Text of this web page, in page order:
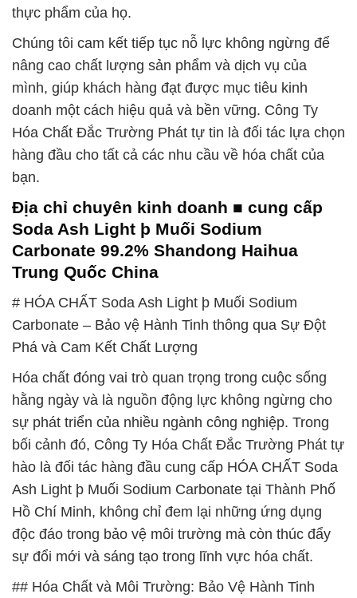
thực phẩm của họ.
Chúng tôi cam kết tiếp tục nỗ lực không ngừng để
nâng cao chất lượng sản phẩm và dịch vụ của
mình, giúp khách hàng đạt được mục tiêu kinh
doanh một cách hiệu quả và bền vững. Công Ty
Hóa Chất Đắc Trường Phát tự tin là đối tác lựa chọn
hàng đầu cho tất cả các nhu cầu về hóa chất của
bạn.
Địa chỉ chuyên kinh doanh ■ cung cấp
Soda Ash Light þ Muối Sodium
Carbonate 99.2% Shandong Haihua
Trung Quốc China
# HÓA CHẤT Soda Ash Light þ Muối Sodium
Carbonate – Bảo vệ Hành Tinh thông qua Sự Đột
Phá và Cam Kết Chất Lượng
Hóa chất đóng vai trò quan trọng trong cuộc sống
hằng ngày và là nguồn động lực không ngừng cho
sự phát triển của nhiều ngành công nghiệp. Trong
bối cảnh đó, Công Ty Hóa Chất Đắc Trường Phát tự
hào là đối tác hàng đầu cung cấp HÓA CHẤT Soda
Ash Light þ Muối Sodium Carbonate tại Thành Phố
Hồ Chí Minh, không chỉ đem lại những ứng dụng
độc đáo trong bảo vệ môi trường mà còn thúc đẩy
sự đổi mới và sáng tạo trong lĩnh vực hóa chất.
## Hóa Chất và Môi Trường: Bảo Vệ Hành Tinh